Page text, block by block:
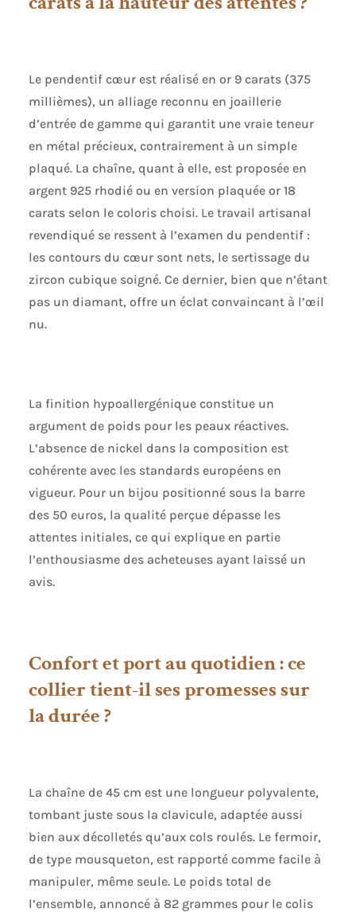
doux pour la peau. Une particularité de
l'or blanc est la haute résistance de la
couleur, ce qui crée un accessoire
exclusif qui présente une durabilité
particulièrement élevée FABRIQUÉ À LA
MAIN : nous attachons une grande
importance à la qualité de nos
produits ainsi qu'à la satisfaction
absolue du client. C'est la raison pour
laquelle chaque bijou est fabriqué à la
main.
Le pendentif cœur est réalisé en or 9 carats (375
millièmes), un alliage reconnu en joaillerie
d’entrée de gamme qui garantit une vraie teneur
en métal précieux, contrairement à un simple
plaqué. La chaîne, quant à elle, est proposée en
argent 925 rhodié ou en version plaquée or 18
carats selon le coloris choisi. Le travail artisanal
revendiqué se ressent à l’examen du pendentif :
les contours du cœur sont nets, le sertissage du
zircon cubique soigné. Ce dernier, bien que n’étant
pas un diamant, offre un éclat convaincant à l’œil
nu.
La finition hypoallergénique constitue un
argument de poids pour les peaux réactives.
L’absence de nickel dans la composition est
cohérente avec les standards européens en
vigueur. Pour un bijou positionné sous la barre
des 50 euros, la qualité perçue dépasse les
attentes initiales, ce qui explique en partie
l’enthousiasme des acheteuses ayant laissé un
avis.
Confort et port au quotidien : ce
collier tient-il ses promesses sur
la durée ?
La chaîne de 45 cm est une longueur polyvalente,
tombant juste sous la clavicule, adaptée aussi
bien aux décolletés qu’aux cols roulés. Le fermoir,
de type mousqueton, est rapporté comme facile à
manipuler, même seule. Le poids total de
l’ensemble, annoncé à 82 grammes pour le colis